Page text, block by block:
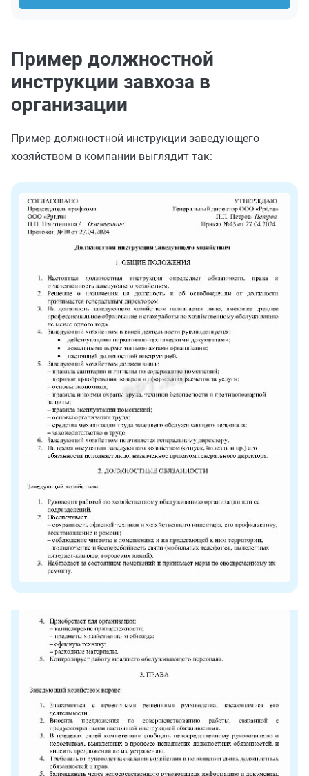
Пример должностной
инструкции завхоза в
организации
Пример должностной инструкции заведующего
хозяйством в компании выглядит так: